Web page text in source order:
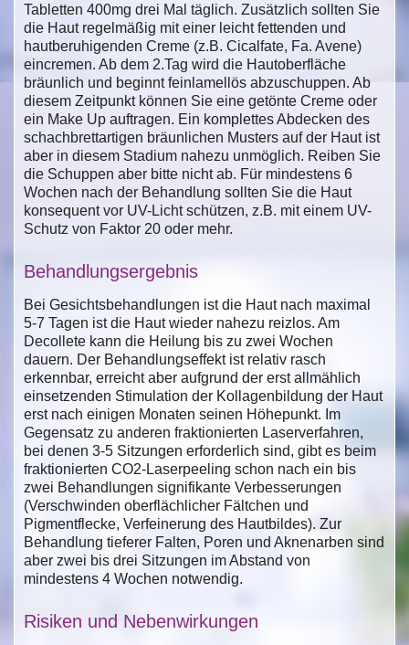
Tabletten 400mg drei Mal täglich. Zusätzlich sollten Sie
die Haut regelmäßig mit einer leicht fettenden und
hautberuhigenden Creme (z.B. Cicalfate, Fa. Avene)
eincremen. Ab dem 2.Tag wird die Hautoberfläche
bräunlich und beginnt feinlamellös abzuschuppen. Ab
diesem Zeitpunkt können Sie eine getönte Creme oder
ein Make Up auftragen. Ein komplettes Abdecken des
schachbrettartigen bräunlichen Musters auf der Haut ist
aber in diesem Stadium nahezu unmöglich. Reiben Sie
die Schuppen aber bitte nicht ab. Für mindestens 6
Wochen nach der Behandlung sollten Sie die Haut
konsequent vor UV-Licht schützen, z.B. mit einem UV-
Schutz von Faktor 20 oder mehr.
Behandlungsergebnis
Bei Gesichtsbehandlungen ist die Haut nach maximal
5-7 Tagen ist die Haut wieder nahezu reizlos. Am
Decollete kann die Heilung bis zu zwei Wochen
dauern. Der Behandlungseffekt ist relativ rasch
erkennbar, erreicht aber aufgrund der erst allmählich
einsetzenden Stimulation der Kollagenbildung der Haut
erst nach einigen Monaten seinen Höhepunkt. Im
Gegensatz zu anderen fraktionierten Laserverfahren,
bei denen 3-5 Sitzungen erforderlich sind, gibt es beim
fraktionierten CO2-Laserpeeling schon nach ein bis
zwei Behandlungen signifikante Verbesserungen
(Verschwinden oberflächlicher Fältchen und
Pigmentflecke, Verfeinerung des Hautbildes). Zur
Behandlung tieferer Falten, Poren und Aknenarben sind
aber zwei bis drei Sitzungen im Abstand von
mindestens 4 Wochen notwendig.
Risiken und Nebenwirkungen